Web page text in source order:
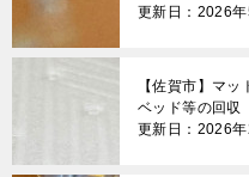
更新日：2026
【佐賀市】マ
ベッド等の回収
更新日：2026